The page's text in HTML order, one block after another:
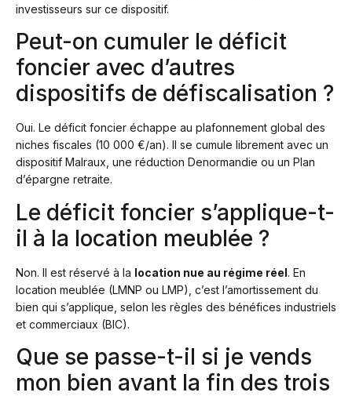
investisseurs sur ce dispositif.
Peut-on cumuler le déficit
foncier avec d’autres
dispositifs de défiscalisation ?
Oui. Le déficit foncier échappe au plafonnement global des
niches fiscales (10 000 €/an). Il se cumule librement avec un
dispositif Malraux, une réduction Denormandie ou un Plan
d’épargne retraite.
Le déficit foncier s’applique-t-
il à la location meublée ?
Non. Il est réservé à la location nue au régime réel. En
location meublée (LMNP ou LMP), c’est l’amortissement du
bien qui s’applique, selon les règles des bénéfices industriels
et commerciaux (BIC).
Que se passe-t-il si je vends
mon bien avant la fin des trois